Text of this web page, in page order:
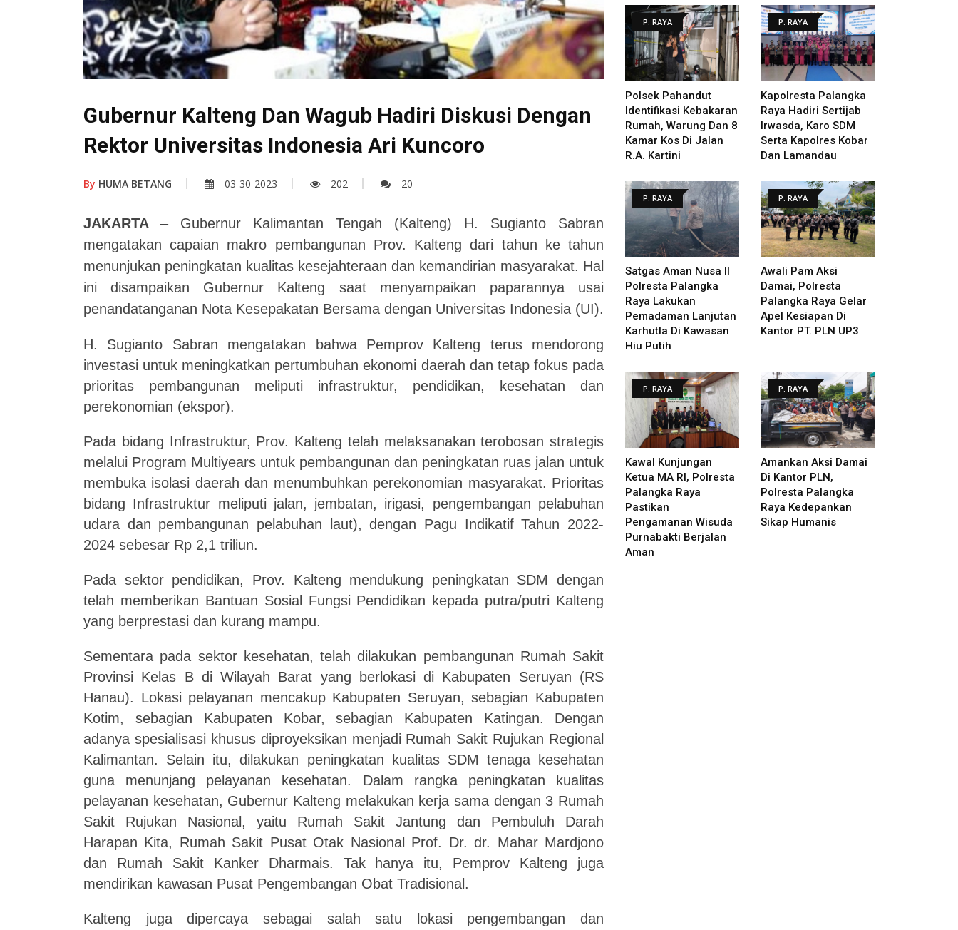
Gubernur Kalteng Dan Wagub Hadiri Diskusi Dengan
Rektor Universitas Indonesia Ari Kuncoro
By HUMA BETANG 03-30-2023 202 20
JAKARTA – Gubernur Kalimantan Tengah (Kalteng) H. Sugianto Sabran
mengatakan capaian makro pembangunan Prov. Kalteng dari tahun ke tahun
menunjukan peningkatan kualitas kesejahteraan dan kemandirian masyarakat. Hal
ini disampaikan Gubernur Kalteng saat menyampaikan paparannya usai
penandatanganan Nota Kesepakatan Bersama dengan Universitas Indonesia (UI).
H. Sugianto Sabran mengatakan bahwa Pemprov Kalteng terus mendorong
investasi untuk meningkatkan pertumbuhan ekonomi daerah dan tetap fokus pada
prioritas pembangunan meliputi infrastruktur, pendidikan, kesehatan dan
perekonomian (ekspor).
Pada bidang Infrastruktur, Prov. Kalteng telah melaksanakan terobosan strategis
melalui Program Multiyears untuk pembangunan dan peningkatan ruas jalan untuk
membuka isolasi daerah dan menumbuhkan perekonomian masyarakat. Prioritas
bidang Infrastruktur meliputi jalan, jembatan, irigasi, pengembangan pelabuhan
udara dan pembangunan pelabuhan laut), dengan Pagu Indikatif Tahun 2022-
2024 sebesar Rp 2,1 triliun.
Pada sektor pendidikan, Prov. Kalteng mendukung peningkatan SDM dengan
telah memberikan Bantuan Sosial Fungsi Pendidikan kepada putra/putri Kalteng
yang berprestasi dan kurang mampu.
Sementara pada sektor kesehatan, telah dilakukan pembangunan Rumah Sakit
Provinsi Kelas B di Wilayah Barat yang berlokasi di Kabupaten Seruyan (RS
Hanau). Lokasi pelayanan mencakup Kabupaten Seruyan, sebagian Kabupaten
Kotim, sebagian Kabupaten Kobar, sebagian Kabupaten Katingan. Dengan
adanya spesialisasi khusus diproyeksikan menjadi Rumah Sakit Rujukan Regional
Kalimantan. Selain itu, dilakukan peningkatan kualitas SDM tenaga kesehatan
guna menunjang pelayanan kesehatan. Dalam rangka peningkatan kualitas
pelayanan kesehatan, Gubernur Kalteng melakukan kerja sama dengan 3 Rumah
Sakit Rujukan Nasional, yaitu Rumah Sakit Jantung dan Pembuluh Darah
Harapan Kita, Rumah Sakit Pusat Otak Nasional Prof. Dr. dr. Mahar Mardjono
dan Rumah Sakit Kanker Dharmais. Tak hanya itu, Pemprov Kalteng juga
mendirikan kawasan Pusat Pengembangan Obat Tradisional.
Kalteng juga dipercaya sebagai salah satu lokasi pengembangan dan
P. RAYA
Polsek Pahandut
Identifikasi Kebakaran
Rumah, Warung Dan 8
Kamar Kos Di Jalan
R.A. Kartini
P. RAYA
Kapolresta Palangka
Raya Hadiri Sertijab
Irwasda, Karo SDM
Serta Kapolres Kobar
Dan Lamandau
P. RAYA
Satgas Aman Nusa II
Polresta Palangka
Raya Lakukan
Pemadaman Lanjutan
Karhutla Di Kawasan
Hiu Putih
P. RAYA
Awali Pam Aksi
Damai, Polresta
Palangka Raya Gelar
Apel Kesiapan Di
Kantor PT. PLN UP3
P. RAYA
Kawal Kunjungan
Ketua MA RI, Polresta
Palangka Raya
Pastikan
Pengamanan Wisuda
Purnabakti Berjalan
Aman
P. RAYA
Amankan Aksi Damai
Di Kantor PLN,
Polresta Palangka
Raya Kedepankan
Sikap Humanis